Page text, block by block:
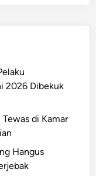
2026 Dibekuk
di Kamar
Hangus